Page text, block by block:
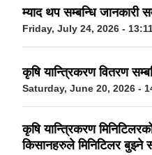
म्याद थप सम्बन्धि जानकारी
Friday, July 24, 2026 -
कृषि यान्त्रिकरण वितरण
Saturday, June 20, 2026 -
कृषि यान्त्रिकरण
किसानहरुले मिनिटिलर बुझ्ने